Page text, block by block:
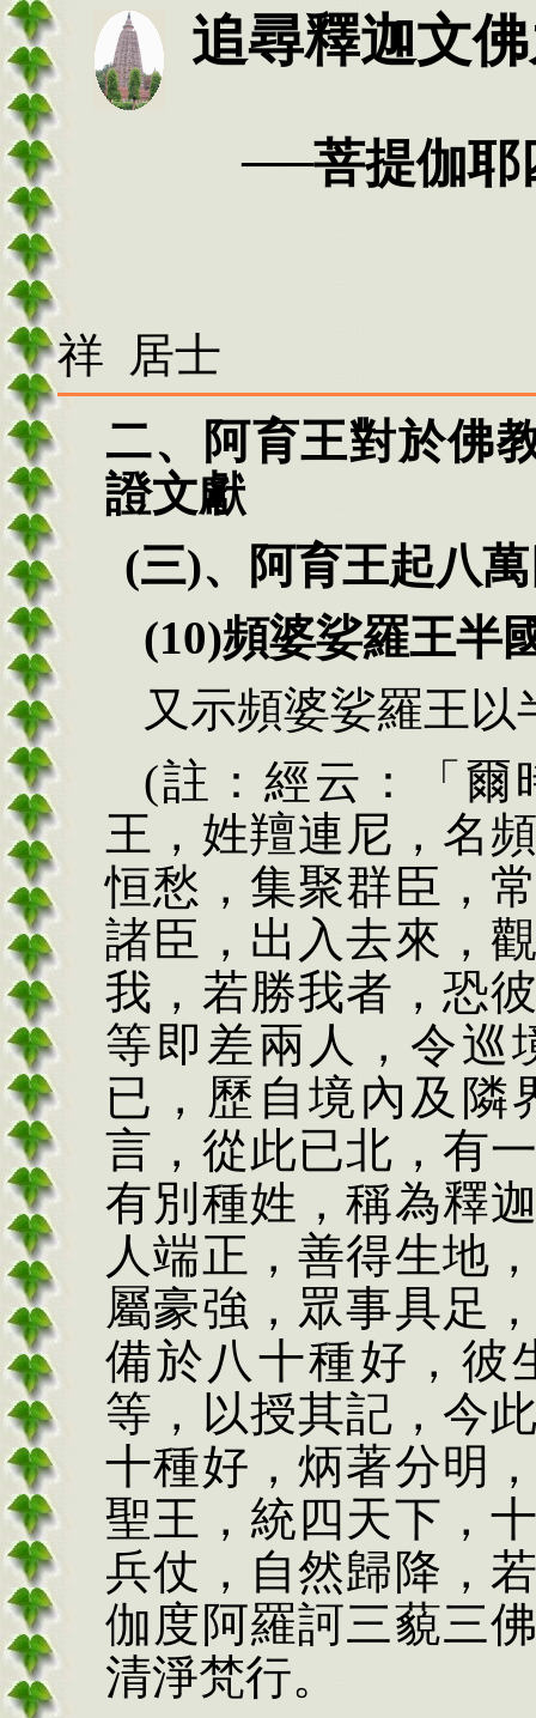
追尋釋迦文
──菩提伽耶四
祥 居士
二、阿育王對於佛
證文獻
(三)、
阿育王起八
(10)頻婆娑羅王半
又示頻婆娑羅王
(註：經云：「爾
王，姓羶連尼，名
恒愁，集聚群臣，
諸臣，出入去來，
我，若勝我者，恐
等即差兩人，令巡
已，歷自境內及隣
言，從此已北，有
有別種姓，稱為釋
人端正，善得生地
屬豪強，眾事具足
備於八十種好，彼
等，以授其記，今
十種好，炳著分明
聖王，統四天下，
兵仗，自然歸降，
伽度阿羅訶三藐三
清淨梵行。